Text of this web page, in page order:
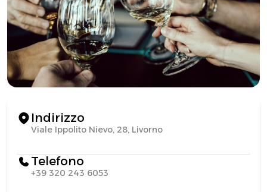
Indirizzo
Viale Ippolito Nievo, 28, Livorno
Telefono
+39 320 243 6053